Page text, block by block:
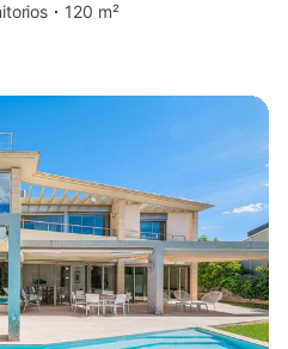
120 m²